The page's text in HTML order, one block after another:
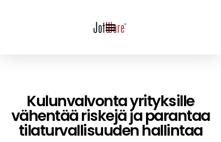
Kulunvalvonta yrityksille
vähentää riskejä ja parantaa
tilaturvallisuuden hallintaa